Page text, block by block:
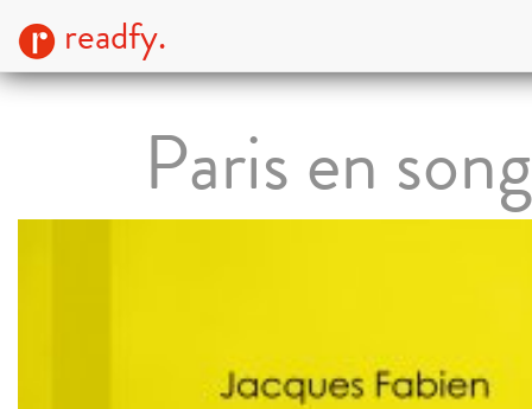
readfy.
Paris en